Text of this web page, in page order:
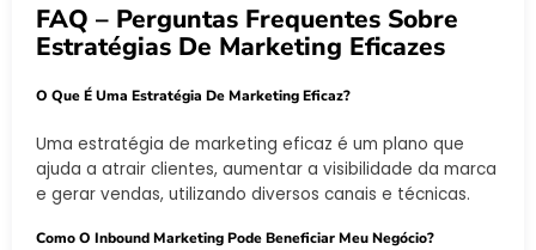
FAQ – Perguntas Frequentes Sobre
Estratégias De Marketing Eficazes
O Que É Uma Estratégia De Marketing Eficaz?
Uma estratégia de marketing eficaz é um plano que
ajuda a atrair clientes, aumentar a visibilidade da marca
e gerar vendas, utilizando diversos canais e técnicas.
Como O Inbound Marketing Pode Beneficiar Meu Negócio?